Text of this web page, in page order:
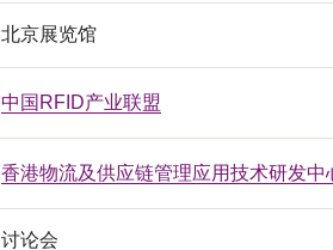
北京展览馆
中国RFID产业联盟
香港物流及供应链管理应用技术研发中
讨论会